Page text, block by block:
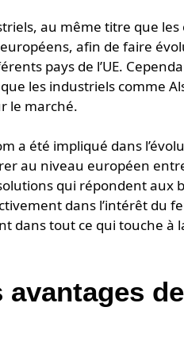
au même titre que
afin de faire
pays de l’UE.
les industriels comme
le marché.
a été impliqué dans
au niveau européen
qui répondent aux
dans l’intérêt du
dans tout ce qui touche à
avantages